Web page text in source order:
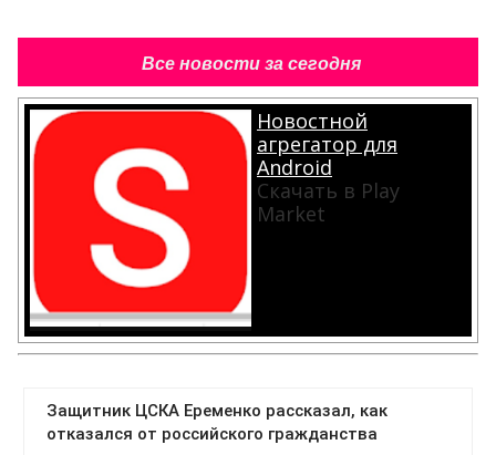
Все новости за сегодня
Новостной
агрегатор для
Android
Скачать в Play
Market